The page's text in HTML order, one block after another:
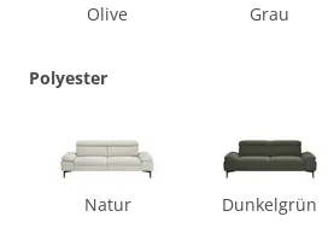
Olive Grau
Polyester
Natur Dunkelgrün